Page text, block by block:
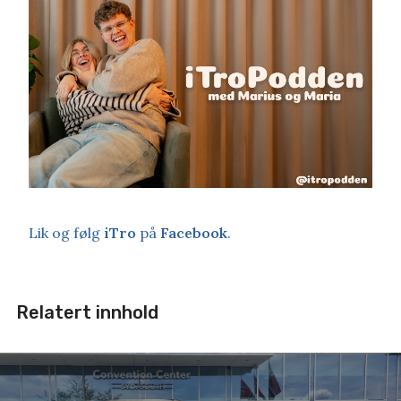
Lik og følg iTro på Facebook.
Relatert innhold